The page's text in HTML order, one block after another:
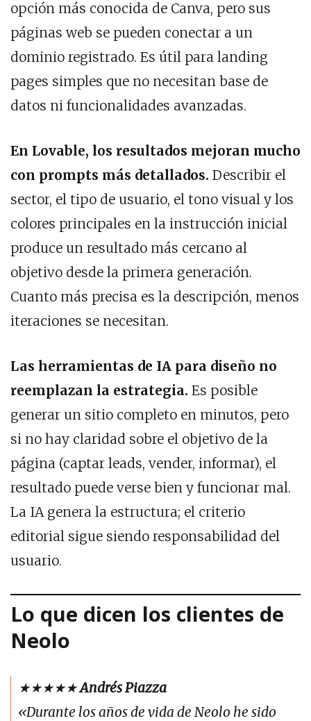
opción más conocida de Canva, pero sus
páginas web se pueden conectar a un
dominio registrado. Es útil para landing
pages simples que no necesitan base de
datos ni funcionalidades avanzadas.
En Lovable, los resultados mejoran mucho
con prompts más detallados. Describir el
sector, el tipo de usuario, el tono visual y los
colores principales en la instrucción inicial
produce un resultado más cercano al
objetivo desde la primera generación.
Cuanto más precisa es la descripción, menos
iteraciones se necesitan.
Las herramientas de IA para diseño no
reemplazan la estrategia. Es posible
generar un sitio completo en minutos, pero
si no hay claridad sobre el objetivo de la
página (captar leads, vender, informar), el
resultado puede verse bien y funcionar mal.
La IA genera la estructura; el criterio
editorial sigue siendo responsabilidad del
usuario.
Lo que dicen los clientes de
Neolo
★★★★★Andrés Piazza
«Durante los años de vida de Neolo he sido